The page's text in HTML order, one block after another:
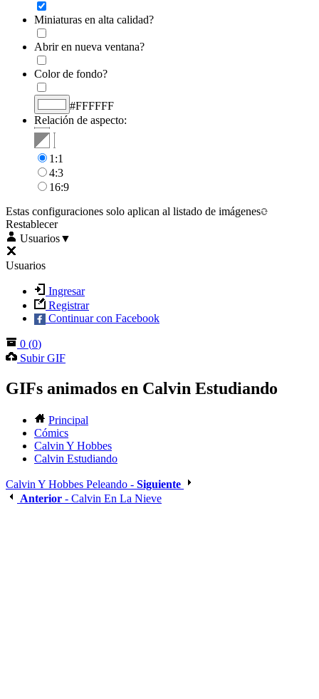
Miniaturas en alta calidad?
Abrir en nueva ventana?
Color de fondo?
#FFFFFF
Relación de aspecto:
1:1
4:3
16:9
Estas configuraciones solo aplican al listado de imágenes
Restablecer
Usuarios▼
Usuarios
Ingresar
Registrar
Continuar con Facebook
0 (0)
Subir GIF
GIFs animados en Calvin Estudiando
Principal
Cómics
Calvin Y Hobbes
Calvin Estudiando
Calvin Y Hobbes Peleando - Siguiente
Anterior - Calvin En La Nieve